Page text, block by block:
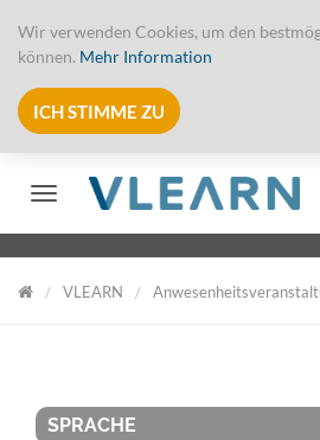
Wir verwenden Cookies, um den
können. Mehr Information
ICH STIMME ZU
Toggle navigation
VLEARN
SPRACHE